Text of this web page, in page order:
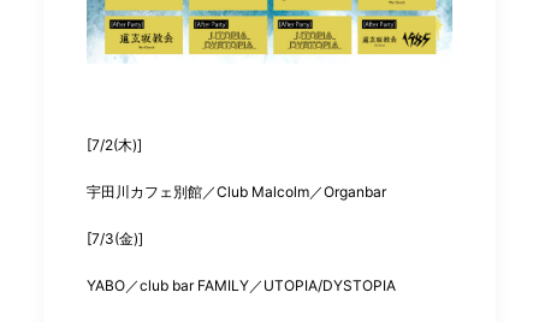
[7/2(木)]
宇田川カフェ別館／Club Malcolm／Organbar
[7/3(金)]
YABO／club bar FAMILY／UTOPIA/DYSTOPIA